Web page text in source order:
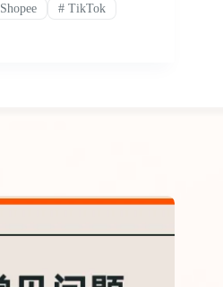
Shopee # TikTok